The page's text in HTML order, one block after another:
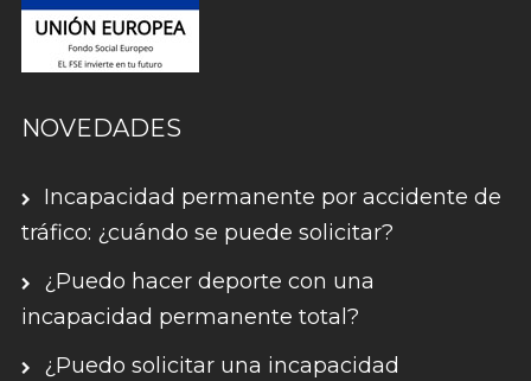
NOVEDADES
Incapacidad permanente por accidente de
tráfico: ¿cuándo se puede solicitar?
¿Puedo hacer deporte con una
incapacidad permanente total?
¿Puedo solicitar una incapacidad